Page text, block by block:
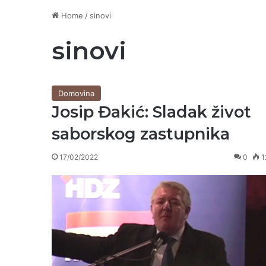
Home / sinovi
sinovi
Domovina
Josip Đakić: Sladak život
saborskog zastupnika
17/02/2022 0